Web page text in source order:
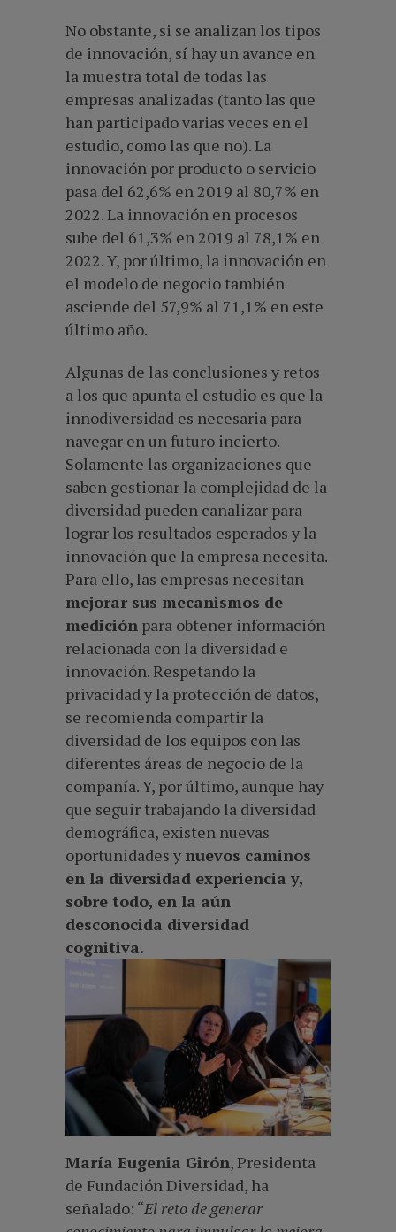
No obstante, si se analizan los tipos
de innovación, sí hay un avance en
la muestra total de todas las
empresas analizadas (tanto las que
han participado varias veces en el
estudio, como las que no). La
innovación por producto o servicio
pasa del 62,6% en 2019 al 80,7% en
2022. La innovación en procesos
sube del 61,3% en 2019 al 78,1% en
2022. Y, por último, la innovación en
el modelo de negocio también
asciende del 57,9% al 71,1% en este
último año.
Algunas de las conclusiones y retos
a los que apunta el estudio es que la
innodiversidad es necesaria para
navegar en un futuro incierto.
Solamente las organizaciones que
saben gestionar la complejidad de la
diversidad pueden canalizar para
lograr los resultados esperados y la
innovación que la empresa necesita.
Para ello, las empresas necesitan
mejorar sus mecanismos de
medición para obtener información
relacionada con la diversidad e
innovación. Respetando la
privacidad y la protección de datos,
se recomienda compartir la
diversidad de los equipos con las
diferentes áreas de negocio de la
compañía. Y, por último, aunque hay
que seguir trabajando la diversidad
demográfica, existen nuevas
oportunidades y nuevos caminos
en la diversidad experiencia y,
sobre todo, en la aún
desconocida diversidad
cognitiva.
María Eugenia Girón, Presidenta
de Fundación Diversidad, ha
señalado: “El reto de generar